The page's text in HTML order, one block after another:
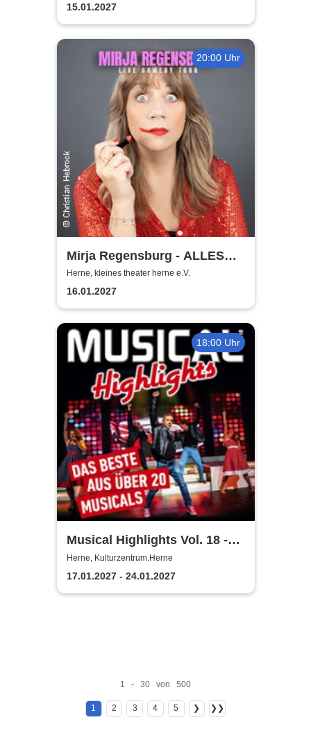
15.01.2027
20:00 Uhr
Mirja Regensburg - ALLES
WIRD GUT!
Herne, kleines theater herne e.V.
16.01.2027
18:00 Uhr
Musical Highlights Vol. 18 -
Das Beste aus Musical und
Film
Herne, Kulturzentrum.Herne
17.01.2027 - 24.01.2027
1 - 30 von 500
1 2 3 4 5 ❯ ❯❯